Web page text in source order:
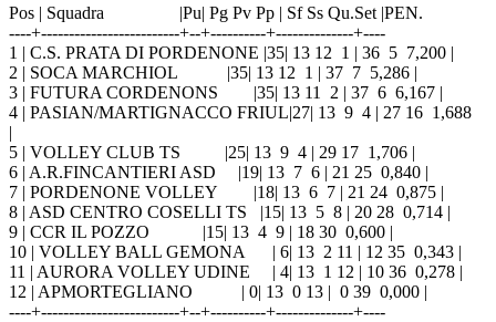
Pos | Squadra |Pu| Pg Pv Pp | Sf Ss Qu.Set |PEN.
----+-------------------------+--+----------+--------------+----
1 | C.S. PRATA DI PORDENONE |35| 13 12 1 | 36 5 7,200 |
2 | SOCA MARCHIOL |35| 13 12 1 | 37 7 5,286 |
3 | FUTURA CORDENONS |35| 13 11 2 | 37 6 6,167 |
4 | PASIAN/MARTIGNACCO FRIUL|27| 13 9 4 | 27 16 1,688
|
5 | VOLLEY CLUB TS |25| 13 9 4 | 29 17 1,706 |
6 | A.R.FINCANTIERI ASD |19| 13 7 6 | 21 25 0,840 |
7 | PORDENONE VOLLEY |18| 13 6 7 | 21 24 0,875 |
8 | ASD CENTRO COSELLI TS |15| 13 5 8 | 20 28 0,714 |
9 | CCR IL POZZO |15| 13 4 9 | 18 30 0,600 |
10 | VOLLEY BALL GEMONA | 6| 13 2 11 | 12 35 0,343 |
11 | AURORA VOLLEY UDINE | 4| 13 1 12 | 10 36 0,278 |
12 | APMORTEGLIANO | 0| 13 0 13 | 0 39 0,000 |
----+-------------------------+--+----------+--------------+----